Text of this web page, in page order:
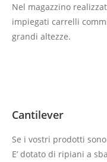
Nel magazzino
impiegati carrelli
grandi altezze.
Cantilever
Se i vostri prodotti
E’ dotato di ripiani a